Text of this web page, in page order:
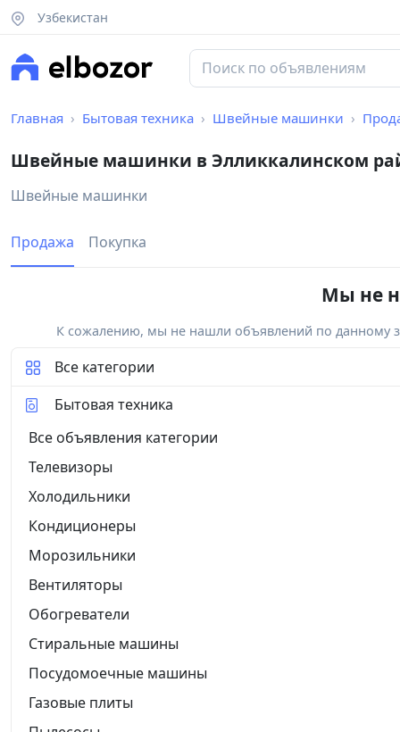
Узбекистан
Главная Бытовая техника Швейные машинки
Швейные машинки в Элликкалинском
Швейные машинки
Продажа Покупка
Мы не
К сожалению, мы не нашли объявлений по данному
Все категории
Бытовая техника
Все объявления категории
Телевизоры
Холодильники
Кондиционеры
Морозильники
Вентиляторы
Обогреватели
Стиральные машины
Посудомоечные машины
Газовые плиты